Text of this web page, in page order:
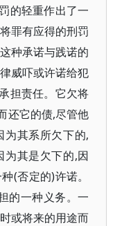
的轻重作出了一
罪有应得的刑罚
种承诺与践诺的
威吓或许诺给犯
担责任。它欠将
还它的债,尽管他
为其系所欠下的,
为其是欠下的,因
(否定的)许诺。
的一种义务。一
或将来的用途而